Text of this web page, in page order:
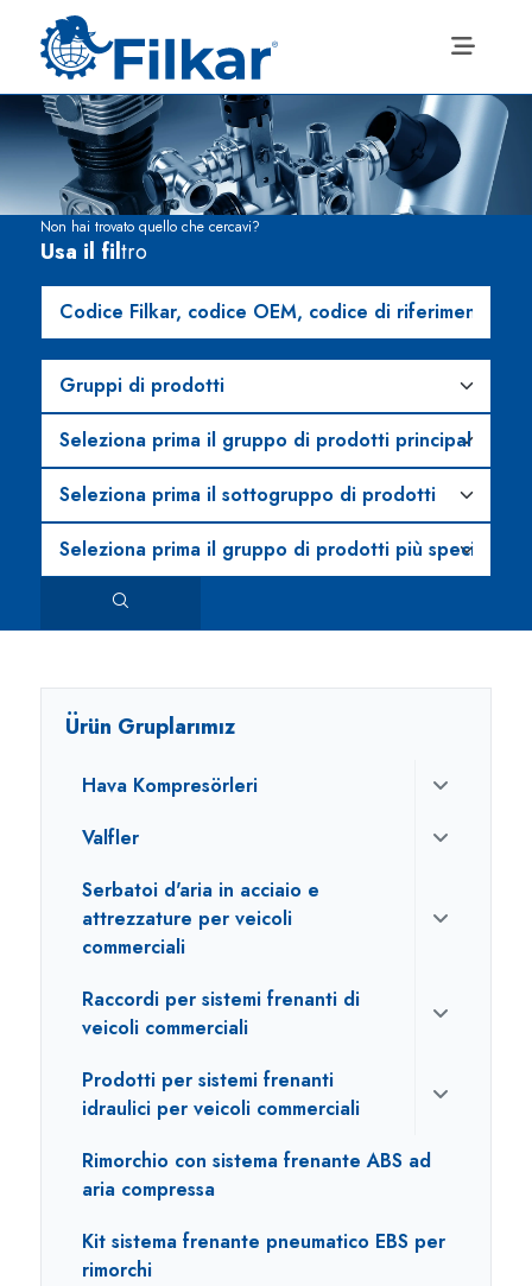
Non hai trovato quello che cercavi?
Usa il filtro
Ürün Gruplarımız
Hava Kompresörleri
Valfler
Serbatoi d'aria in acciaio e
attrezzature per veicoli
commerciali
Raccordi per sistemi frenanti di
veicoli commerciali
Prodotti per sistemi frenanti
idraulici per veicoli commerciali
Rimorchio con sistema frenante ABS ad
aria compressa
Kit sistema frenante pneumatico EBS per
rimorchi